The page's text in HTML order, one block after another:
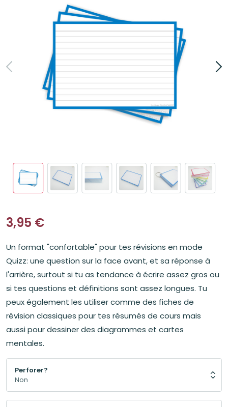
3,95 €
Un format "confortable" pour tes révisions en mode
Quizz: une question sur la face avant, et sa réponse à
l'arrière, surtout si tu as tendance à écrire assez gros ou
si tes questions et définitions sont assez longues. Tu
peux également les utiliser comme des fiches de
révision classiques pour tes résumés de cours mais
aussi pour dessiner des diagrammes et cartes
mentales.
Perforer?